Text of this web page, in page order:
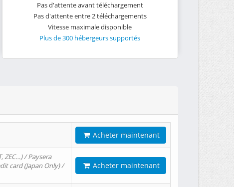
Pas d'attente avant téléchargement
Pas d'attente entre 2 téléchargements
Vitesse maximale disponible
Plus de 300 hébergeurs supportés
Acheter maintenant
ZEC…) / Paysera
card (Japan Only) /
Acheter maintenant